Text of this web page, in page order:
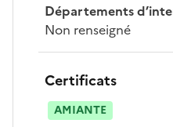
Départements
Non renseigné
Certificats
AMIANTE